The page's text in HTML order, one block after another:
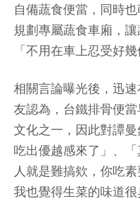
自備蔬食便當，同時
規劃專屬蔬食車廂，
「不用在車上忍受好
相關言論曝光後，迅
友認為，台鐵排骨便
文化之一，因此對譚
吃出優越感來了」、
人就是難搞欸，你吃
我也覺得生菜的味道很